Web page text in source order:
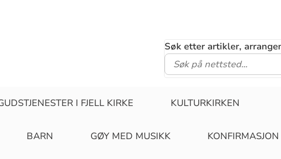
Søk etter artikler,
I FJELL KIRKE KULTURKIRKEN
BARN GØY MED MUSIKK KONFIRMASJON